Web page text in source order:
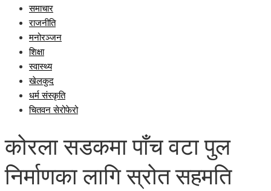
समाचार
राजनीति
मनोरञ्जन
शिक्षा
स्वास्थ्य
खेलकुद
धर्म संस्कृति
चितवन सेरोफेरो
कोरला सडकमा पाँच वटा पुल
निर्माणका लागि स्रोत सहमति